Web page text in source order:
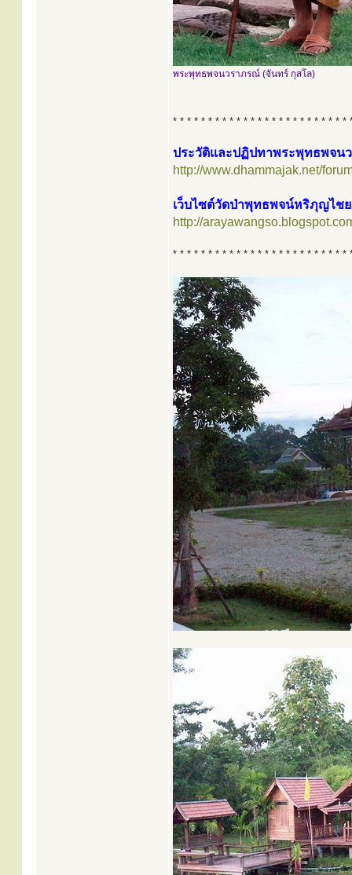
พระพุทธพจนวราภรณ์ (จันทร์ กุสโล)
* * * * * * * * * * * * * * * * * * * * * * * * *
ประวัติและปฏิปทาพระพุทธพจน
http://www.dhammajak.net/
เว็บไซต์วัดป่าพุทธพจน์หริภุญไชย
http://
* * * * * * * * * * * * * * * * * * * * * * * * *